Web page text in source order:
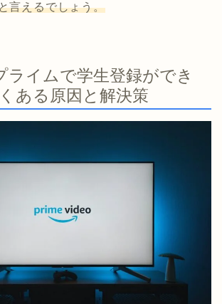
言えるでしょう。
ライムで学生登録ができ
ある原因と解決策